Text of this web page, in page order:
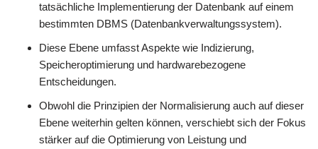
tatsächliche Implementierung der Datenbank auf einem
bestimmten DBMS (Datenbankverwaltungssystem).
Diese Ebene umfasst Aspekte wie Indizierung,
Speicheroptimierung und hardwarebezogene
Entscheidungen.
Obwohl die Prinzipien der Normalisierung auch auf dieser
Ebene weiterhin gelten können, verschiebt sich der Fokus
stärker auf die Optimierung von Leistung und